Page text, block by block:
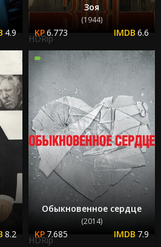
4.9
Зоя
(1944)
6.773 6.6
HDRip
8.2
Обыкновенное сердце
(2014)
7.685 7.9
HDRip